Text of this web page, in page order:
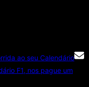
ao seu Calendário
F1, nos pague um